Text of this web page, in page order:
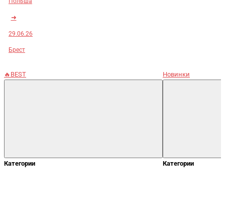
➜
29.06.26
Брест
🔥BEST
Категории
Новинки
Категории